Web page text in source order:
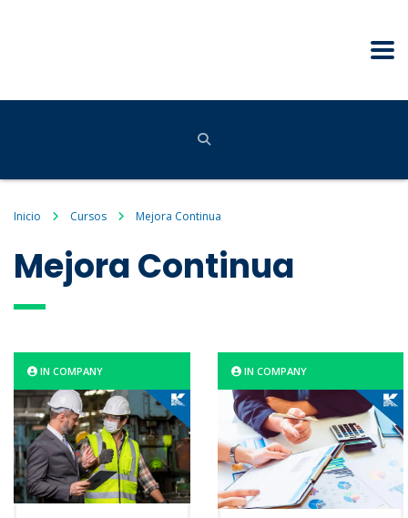
Inicio Cursos Mejora Continua
Mejora Continua
IN COMPANY IN COMPANY